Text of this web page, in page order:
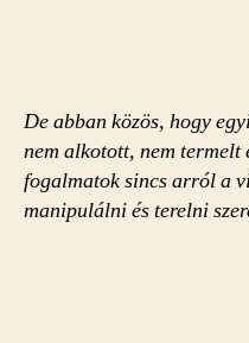
De abban közös, hogy
nem alkotott, nem termelt
fogalmatok sincs arról a
manipulálni és terelni